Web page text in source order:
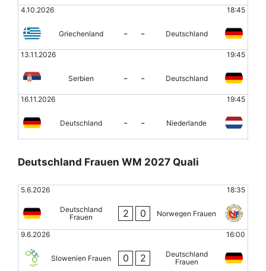
4.10.2026 18:45
Griechenland - - Deutschland
13.11.2026 19:45
Serbien - - Deutschland
16.11.2026 19:45
Deutschland - - Niederlande
Deutschland Frauen WM 2027 Quali
5.6.2026 18:35
Deutschland
Frauen
2 0 Norwegen Frauen
9.6.2026 16:00
Slowenien Frauen 0 2
Deutschland
Frauen